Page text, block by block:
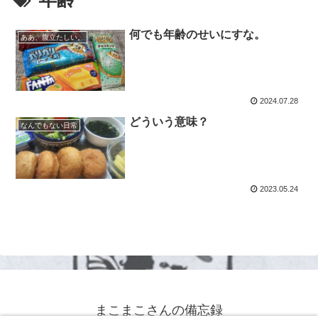
ああ、腹立たしい。 何でも年齢のせいにすな。
2024.07.28
なんでもない日常 どういう意味？
2023.05.24
まこまこさんの備忘録